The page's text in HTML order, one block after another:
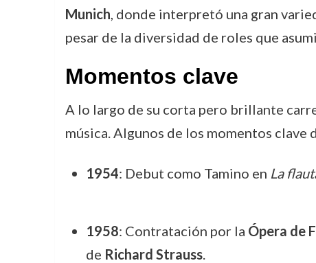
Munich, donde interpretó una gran
pesar de la diversidad de roles que
Momentos clave
A lo largo de su corta pero brillante
música. Algunos de los momentos
1954: Debut como Tamino en La
1958: Contratación por la Ópera de
de Richard Strauss.